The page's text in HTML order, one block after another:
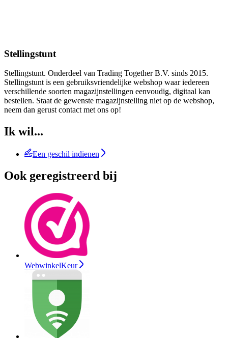
Stellingstunt
Stellingstunt. Onderdeel van Trading Together B.V. sinds 2015.
Stellingstunt is een gebruiksvriendelijke webshop waar iedereen
verschillende soorten magazijnstellingen eenvoudig, digitaal kan
bestellen. Staat de gewenste magazijnstelling niet op de webshop,
neem dan gerust contact met ons op!
Ik wil...
Een geschil indienen
Ook geregistreerd bij
WebwinkelKeur